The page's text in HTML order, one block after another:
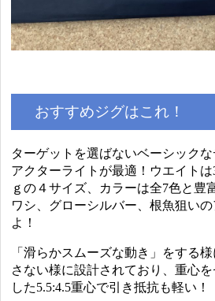
おすすめジグはこれ！
ターゲットを選ばないベーシック
アクターライトが最適！ウエイトは
ｇの４サイズ、カラーは全7色と豊
ワシ、グローシルバー、根魚狙い
よ！
「滑らかスムーズな動き」をする
さない様に設計されており、重心
した5.5:4.5重心で引き抵抗も軽い！